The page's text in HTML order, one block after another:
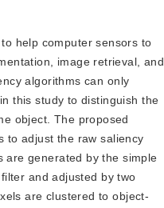
help computer sensors to
image retrieval, and
algorithms can only
this study to distinguish the
object. The proposed
to adjust the raw saliency
are generated by the simple
and adjusted by two
are clustered to object-